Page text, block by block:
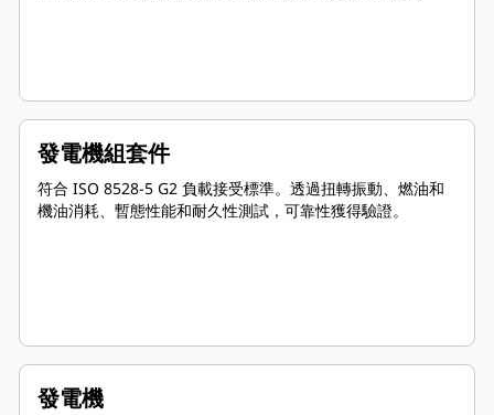
發電機組套件
符合 ISO 8528-5 G2 負載接受標準。透過扭轉振動、燃油和
機油消耗、暫態性能和耐久性測試，可靠性獲得驗證。
發電機